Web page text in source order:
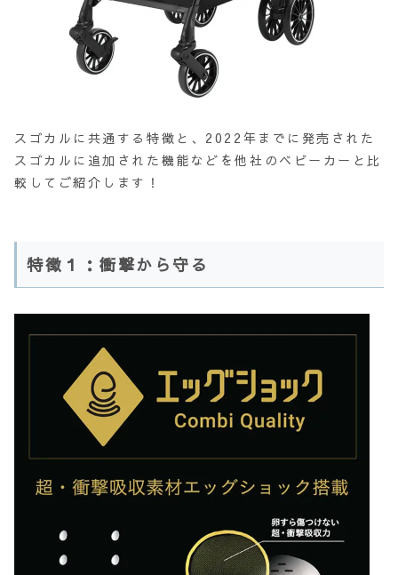
スゴカルに共通する特徴と、2022年までに発売された
スゴカルに追加された機能などを他社のベビーカーと比
較してご紹介します！
特徴１：衝撃から守る